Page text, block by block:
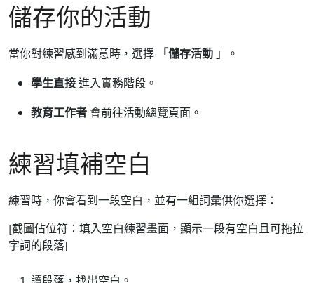
儲存你的活動
當你對練習感到滿意時，選擇 「儲存活動 」。
學生直接進入實務階段。
教育工作者會前往活動總覽頁面。
練習填補空白
練習時，你會看到一段空白，並有一組詞彙供你選擇：
[截圖佔位符：填入空白練習畫面，顯示一段有空白且可拖拉
字詞的段落]
讀段落，找出空白。